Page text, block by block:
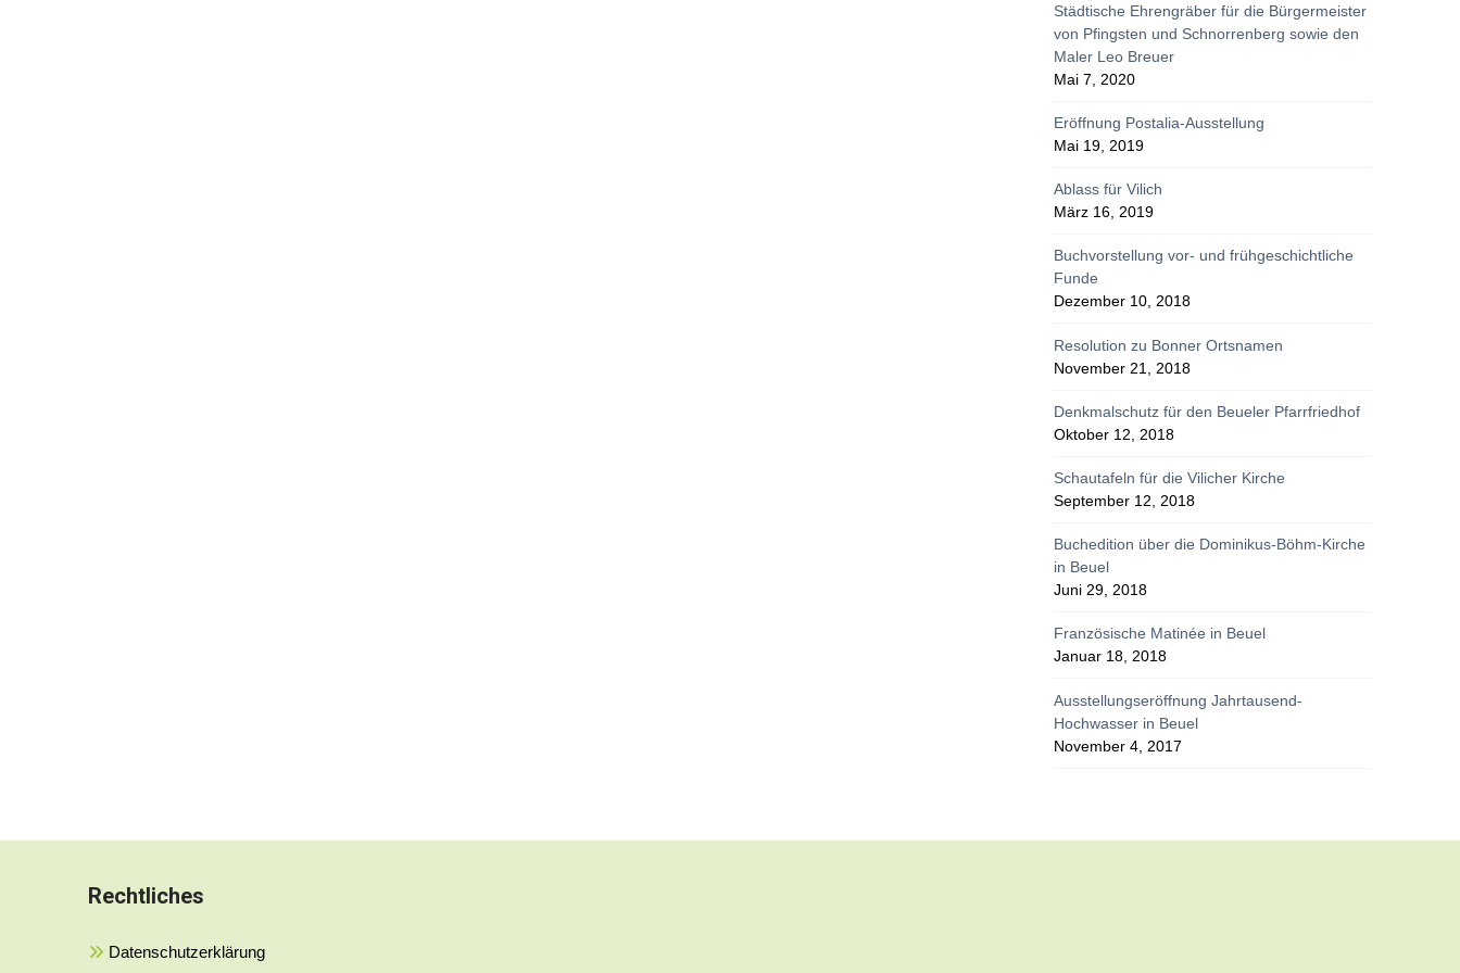
Städtische Ehrengräber für die Bürgermeister
von Pfingsten und Schnorrenberg sowie den
Maler Leo Breuer
Mai 7, 2020
Eröffnung Postalia-Ausstellung
Mai 19, 2019
Ablass für Vilich
März 16, 2019
Buchvorstellung vor- und frühgeschichtliche
Funde
Dezember 10, 2018
Resolution zu Bonner Ortsnamen
November 21, 2018
Denkmalschutz für den Beueler Pfarrfriedhof
Oktober 12, 2018
Schautafeln für die Vilicher Kirche
September 12, 2018
Buchedition über die Dominikus-Böhm-Kirche
in Beuel
Juni 29, 2018
Französische Matinée in Beuel
Januar 18, 2018
Ausstellungseröffnung Jahrtausend-
Hochwasser in Beuel
November 4, 2017
Rechtliches
Datenschutzerklärung